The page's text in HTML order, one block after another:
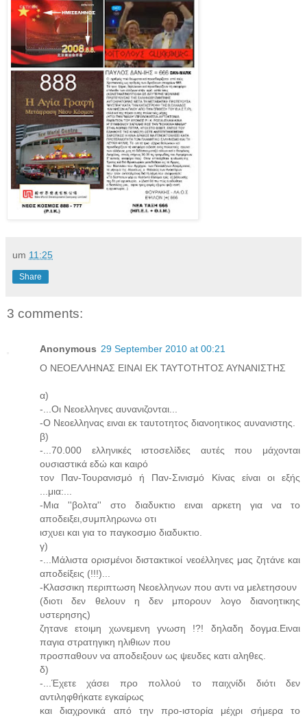
um 11:25
Share
3 comments:
Anonymous 29 September 2010 at 00:21
Ο ΝΕΟΕΛΛΗΝΑΣ ΕΙΝΑΙ ΕΚ ΤΑΥΤΟΤΗΤΟΣ ΑΥΝΑΝΙΣΤΗΣ
α)
-...Οι Νεοελληνες αυνανιζονται...
-Ο Νεοελληνας ειναι εκ ταυτοτητος διανοητικος αυνανιστης.
β)
-...70.000 ελληνικές ιστοσελίδες αυτές που μάχονται
ουσιαστικά εδώ και καιρό
τον Παν-Τουρανισμό ή Παν-Σινισμό Κίνας είναι οι εξής
...μια:...
-Μια ''βολτα'' στο διαδυκτιο ειναι αρκετη για να το
αποδειξει,συμπληρωνω οτι
ισχυει και για το παγκοσμιο διαδυκτιο.
γ)
-...Μάλιστα ορισμένοι διστακτικοί νεοέλληνες μας ζητάνε και
αποδείξεις (!!!)...
-Κλασσικη περιπτωση Νεοελληνων που αντι να μελετησουν
(διοτι δεν θελουν η δεν μπορουν λογο διανοητικης
υστερησης)
ζητανε ετοιμη χωνεμενη γνωση !?! δηλαδη δογμα.Ειναι
παγια στρατηγικη ηλιθιων που
προσπαθουν να αποδειξουν ως ψευδες κατι αληθες.
δ)
-...Έχετε χάσει προ πολλού το παιχνίδι διότι δεν
αντιληφθήκατε εγκαίρως
και διαχρονικά από την προ-ιστορία μέχρι σήμερα το